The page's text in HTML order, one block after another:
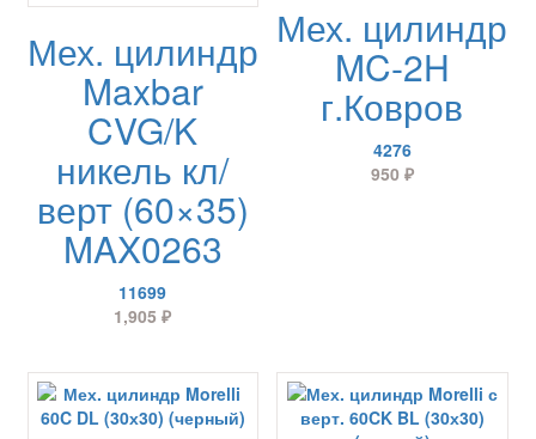
Мех. цилиндр
Maxbar
CVG/K
никель кл/
верт (60×35)
MAX0263
11699
1,905₽
Мех. цилиндр
MC-2H
г.Ковров
4276
950 ₽